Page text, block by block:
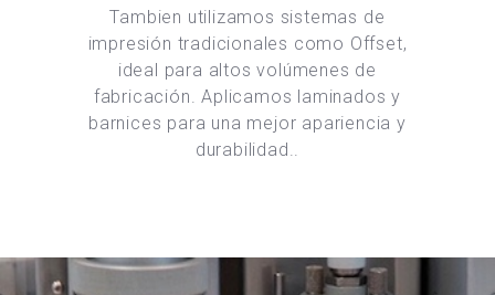
Tambien utilizamos sistemas de
impresión tradicionales como Offset,
ideal para altos volúmenes de
fabricación. Aplicamos laminados y
barnices para una mejor apariencia y
durabilidad..